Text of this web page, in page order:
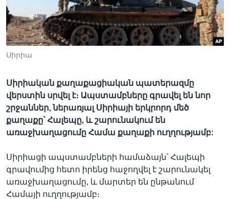
Լեզուներ
Սիրիա
Սիրիական քաղաքացիական պատերազմը
վերստին սրվել է։ Ապստամբները գրավել են նոր
շրջաններ, ներառյալ Սիրիայի երկրորդ մեծ
քաղաքը՝ Հալեպը, և շարունակում են
առաջխաղացումը Համա քաղաքի ուղղությամբ:
Սիրիացի ապստամբների համաձայն՝ Հալեպի
գրավումից հետո իրենց հաջողվել է շարունակել
առաջխաղացումը, և մարտեր են ընթանում
Համայի ուղղությամբ։